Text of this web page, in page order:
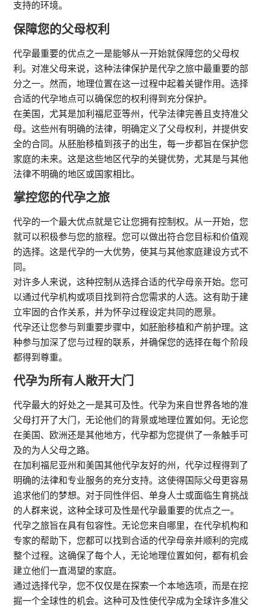
支持的环境。
保障您的父母权利
代孕最重要的优点之一是能够从一开始就保障您的父母权
利。对准父母来说，这种法律保护是代孕之旅中最重要的部
分之一。然而，地理位置在这一过程中起着关键作用。选择
合适的代孕地点可以确保您的权利得到充分保护。
在美国，尤其是加利福尼亚等州，代孕法律完善且支持准父
母。这些州有明确的法律，明确定义了父母权利，并提供安
全的合同。从胚胎移植到孩子的出生，每一步都旨在保护您
家庭的未来。这是这些地区代孕的关键优势，尤其是与其他
法律不明确的地区或国家相比。
掌控您的代孕之旅
代孕的一个最大优点就是它让您拥有控制权。从一开始，您
就可以积极参与您的旅程。您可以做出符合您目标和价值观
的选择。这是代孕的一大优势，使其与其他家庭建设方式不
同。
对许多人来说，这种控制从选择合适的代孕母亲开始。您可
以通过代孕机构或项目找到符合您需求的人选。这有助于建
立牢固的合作关系，并为怀孕过程设定共同的愿景。
代孕还让您参与到重要步骤中，如胚胎移植和产前护理。这
种参与加深了您与过程的联系，并确保您的选择在每个阶段
都得到尊重。
代孕为所有人敞开大门
代孕最大的好处之一是其可及性。代孕为来自世界各地的准
父母打开了大门，无论他们的背景或地理位置如何。无论您
在美国、欧洲还是其他地方，代孕都为您提供了一条触手可
及的为人父母之路。
在加利福尼亚州和美国其他代孕友好的州，代孕过程得到了
明确的法律和专业服务的充分支持。这使得国际父母更容易
追求他们的梦想。对于同性伴侣、单身人士或面临生育挑战
的人群来说，这种全球可及性是代孕最重要的优点之一。
代孕之旅旨在具有包容性。无论您来自哪里，在代孕机构和
专家的帮助下，您都可以找到合适的代孕母亲并顺利的完成
整个过程。这确保了每个人，无论地理位置如何，都有机会
建立他们一直渴望的家庭。
通过选择代孕，您不仅仅是在探索一个本地选项，而是在挖
掘一个全球性的机会。这种可及性使代孕成为全球许多准父